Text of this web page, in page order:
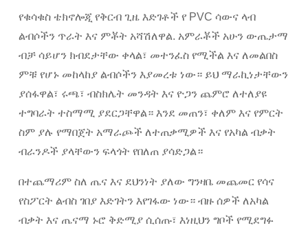
የቁሳቁስ ቴክኖሎጂ የቅርብ ጊዜ እድገቶች የ PVC ሳውና ላብ
ልብሶችን ጥራት እና ምቾት አሻሽለዋል. አምራቾች አሁን ውጤታማ
ብቻ ሳይሆን ክብደታቸው ቀላል፣ መተንፈስ የሚችል እና ለመልበስ
ምቹ የሆኑ መከላከያ ልብሶችን እያመረቱ ነው። ይህ ማራኪነታቸውን
ያሰፋዋል፣ ሩጫ፣ ብስክሌት መንዳት እና ዮጋን ጨምሮ ለተለያዩ
ተግባራት ተስማሚ ያደርጋቸዋል። እንደ መጠን፣ ቀለም እና የምርት
ስም ያሉ የማበጀት አማራጮች ለተጠቃሚዎች እና የአካል ብቃት
ብራንዶች ያላቸውን ፍላጎት የበለጠ ያሳድጋል።
በተጨማሪም ስለ ጤና እና ደህንነት ያለው ግንዛቤ መጨመር የሳና
የስፖርት ልብስ ገበያ እድገትን እየገፋው ነው። ብዙ ሰዎች ለአካል
ብቃት እና ጤናማ ኑሮ ቅድሚያ ሲሰጡ፣ እነዚህን ግቦች የሚደግፉ